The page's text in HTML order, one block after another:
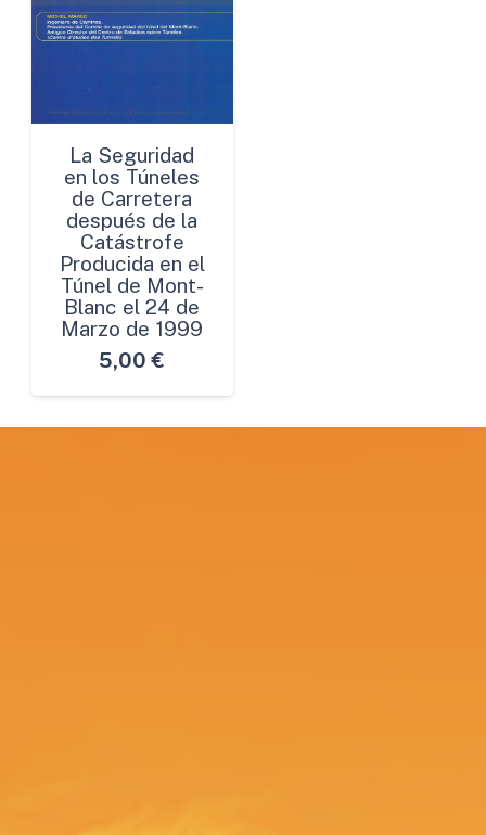
La Seguridad
en los Túneles
de Carretera
después de la
Catástrofe
Producida en el
Túnel de Mont-
Blanc el 24 de
Marzo de 1999
5,00 €